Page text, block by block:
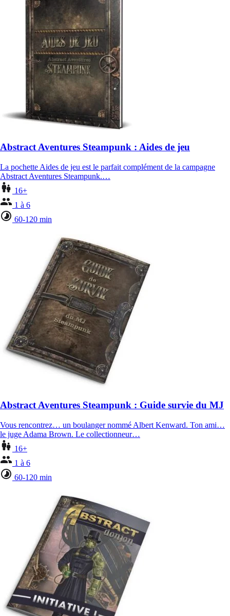
Abstract Aventures Steampunk : Aides de jeu
La pochette Aides de jeu est le parfait complément de la campagne
Abstract Aventures Steampunk.…
16+
1 à 6
60-120 min
Abstract Aventures Steampunk : Guide survie du MJ
Vous rencontrez… un boulanger nommé Albert Kenward. Ton ami…
le juge Adama Brown. Le collectionneur…
16+
1 à 6
60-120 min